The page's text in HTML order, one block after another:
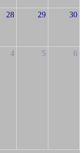
28 29 30
4 5 6